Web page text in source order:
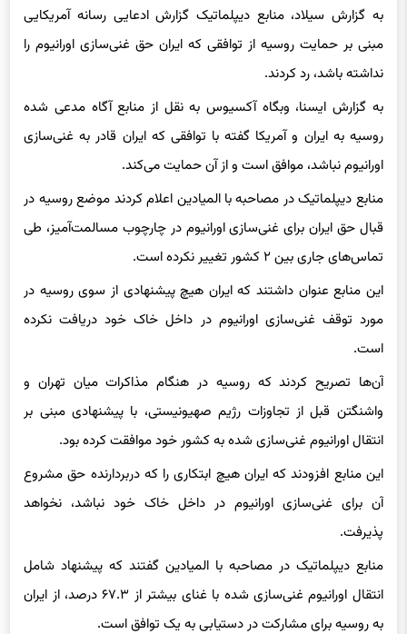
به گزارش سیلاد، منابع دیپلماتیک گزارش ادعایی رسانه آمریکایی
مبنی بر حمایت روسیه از توافقی که ایران حق غنی‌سازی اورانیوم را
نداشته باشد، رد کردند.
به گزارش ایسنا، وبگاه آکسیوس به نقل از منابع آگاه مدعی شده
روسیه به ایران و آمریکا گفته با توافقی که ایران قادر به غنی‌سازی
اورانیوم نباشد، موافق است و از آن حمایت می‌کند.
منابع دیپلماتیک در مصاحبه با المیادین اعلام کردند موضع روسیه در
قبال حق ایران برای غنی‌سازی اورانیوم در چارچوب مسالمت‌آمیز، طی
تماس‌های جاری بین ۲ کشور تغییر نکرده است.
این منابع عنوان داشتند که ایران هیچ پیشنهادی از سوی روسیه در
مورد توقف غنی‌سازی اورانیوم در داخل خاک خود دریافت نکرده
است.
آن‌ها تصریح کردند که روسیه در هنگام مذاکرات میان تهران و
واشنگتن قبل از تجاوزات رژیم صهیونیستی، با پیشنهادی مبنی بر
انتقال اورانیوم غنی‌سازی شده به کشور خود موافقت کرده بود.
این منابع افزودند که ایران هیچ ابتکاری را که دربردارنده حق مشروع
آن برای غنی‌سازی اورانیوم در داخل خاک خود نباشد، نخواهد
پذیرفت.
منابع دیپلماتیک در مصاحبه با المیادین گفتند که پیشنهاد شامل
انتقال اورانیوم غنی‌سازی شده با غنای بیشتر از ۶۷.۳ درصد، از ایران
به روسیه برای مشارکت در دستیابی به یک توافق است.